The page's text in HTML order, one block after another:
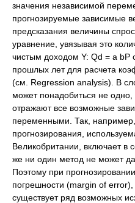
значения независимой
прогнозируемые зависимые
предсказания величины
уравнение, увязывая это
чистым доходом Y: Qd = a bP
прошлых лет для расчета
(см. Regression analysis). В
может понадобиться не
отражают все возможные
переменными. Так,
прогнозирования,
Великобритании, включает в
же ни один метод не может
Поэтому при
погрешности (margin of
существует ряд возможных